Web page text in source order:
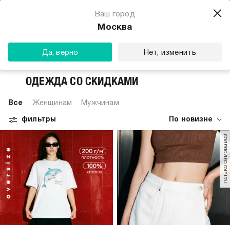
Ваш город
Москва
Да, верно Нет, изменить
ОДЕЖДА СО СКИДКАМИ
Все Женщинам Мужчинам
По новизне
фильтры
только самовывоз
Магазин одежды для тебя